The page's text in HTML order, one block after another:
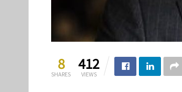
8
SHARES
412
VIEWS